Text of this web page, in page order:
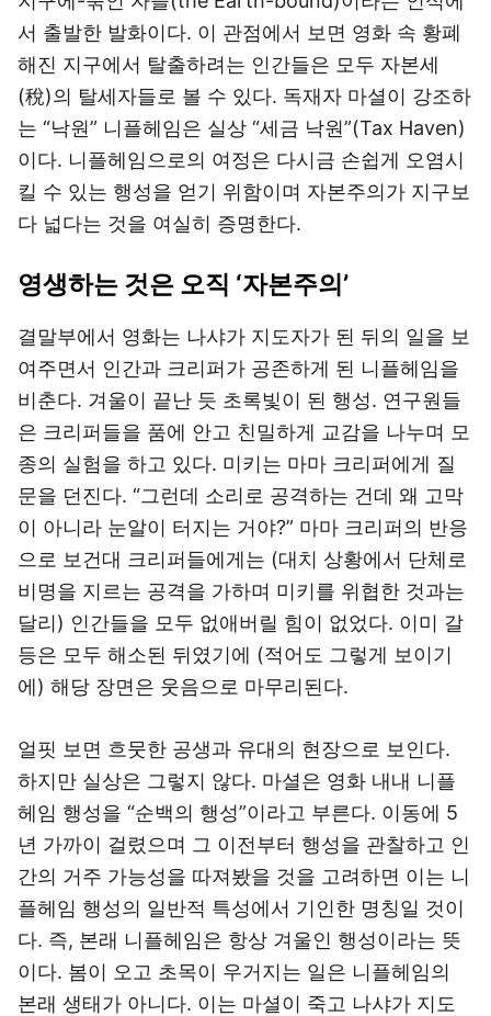
서 출발한 발화이다. 이 관점에서 보면 영화 속 황폐
해진 지구에서 탈출하려는 인간들은 모두 자본세
(稅)의 탈세자들로 볼 수 있다. 독재자 마셜이 강조하
는 “낙원” 니플헤임은 실상 “세금 낙원”(Tax Haven)
이다. 니플헤임으로의 여정은 다시금 손쉽게 오염시
킬 수 있는 행성을 얻기 위함이며 자본주의가 지구보
다 넓다는 것을 여실히 증명한다.
영생하는 것은 오직 ‘자본주의’
결말부에서 영화는 나샤가 지도자가 된 뒤의 일을 보
여주면서 인간과 크리퍼가 공존하게 된 니플헤임을
비춘다. 겨울이 끝난 듯 초록빛이 된 행성. 연구원들
은 크리퍼들을 품에 안고 친밀하게 교감을 나누며 모
종의 실험을 하고 있다. 미키는 마마 크리퍼에게 질
문을 던진다. “그런데 소리로 공격하는 건데 왜 고막
이 아니라 눈알이 터지는 거야?” 마마 크리퍼의 반응
으로 보건대 크리퍼들에게는 (대치 상황에서 단체로
비명을 지르는 공격을 가하며 미키를 위협한 것과는
달리) 인간들을 모두 없애버릴 힘이 없었다. 이미 갈
등은 모두 해소된 뒤였기에 (적어도 그렇게 보이기
에) 해당 장면은 웃음으로 마무리된다.
얼핏 보면 흐뭇한 공생과 유대의 현장으로 보인다.
하지만 실상은 그렇지 않다. 마셜은 영화 내내 니플
헤임 행성을 “순백의 행성”이라고 부른다. 이동에 5
년 가까이 걸렸으며 그 이전부터 행성을 관찰하고 인
간의 거주 가능성을 따져봤을 것을 고려하면 이는 니
플헤임 행성의 일반적 특성에서 기인한 명칭일 것이
다. 즉, 본래 니플헤임은 항상 겨울인 행성이라는 뜻
이다. 봄이 오고 초목이 우거지는 일은 니플헤임의
본래 생태가 아니다. 이는 마셜이 죽고 나샤가 지도